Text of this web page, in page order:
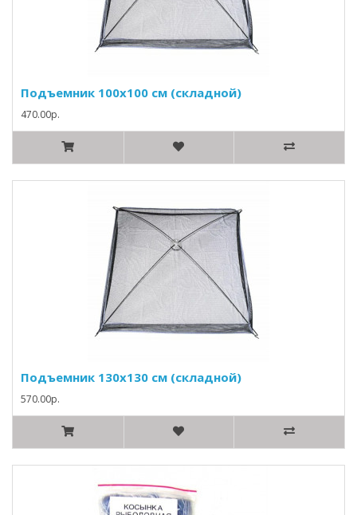
Подъемник 100х100 см (складной)
470.00р.
Подъемник 130х130 см (складной)
570.00р.